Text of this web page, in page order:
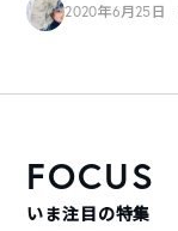
2020年6月25日
FOCUS
いま注目の特集